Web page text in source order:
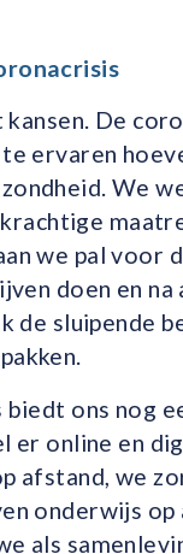
kansen. De
te ervaren
We
we pal voor
doen en na
de sluipende
ons nog
er online en
afstand, we
onderwijs
als